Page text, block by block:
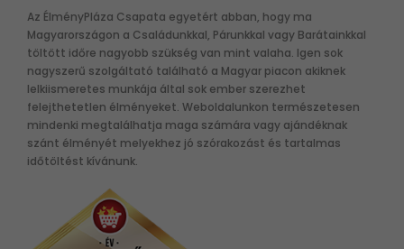
Az ÉlményPláza Csapata egyetért abban, hogy ma
Magyarországon a Családunkkal, Párunkkal vagy Barátainkkal
töltött időre nagyobb szükség van mint valaha. Igen sok
nagyszerű szolgáltató található a Magyar piacon akiknek
lelkiismeretes munkája által sok ember szerezhet
felejthetetlen élményeket. Weboldalunkon természetesen
mindenki megtalálhatja maga számára vagy ajándéknak
szánt élményét melyekhez jó szórakozást és tartalmas
időtöltést kívánunk.